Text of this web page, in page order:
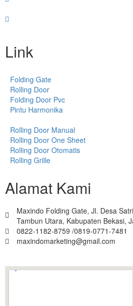
Link
Folding Gate
Rolling Door
Folding Door Pvc
Pintu Harmonika
Rolling Door Manual
Rolling Door One Sheet
Rolling Door Otomatis
Rolling Grille
Alamat Kami
Maxindo Folding Gate, Jl. Desa
Tambun Utara, Kabupaten Bekasi,
0822-1182-8759 /0819-0771-7481
maxindomarketing@gmail.com